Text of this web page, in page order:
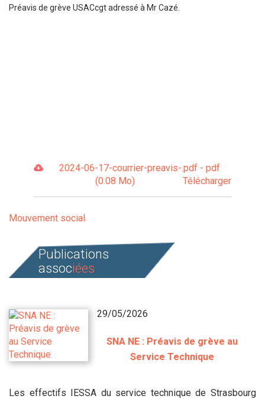
Préavis de grève USACcgt adressé à Mr Cazé.
2024-06-17-courrier-preavis-.pdf - pdf
(0.08 Mo)
Télécharger
Mouvement social
Publications
associées
29/05/2026
SNA NE : Préavis de grève au
Service Technique
Les effectifs IESSA du service technique de Strasbourg